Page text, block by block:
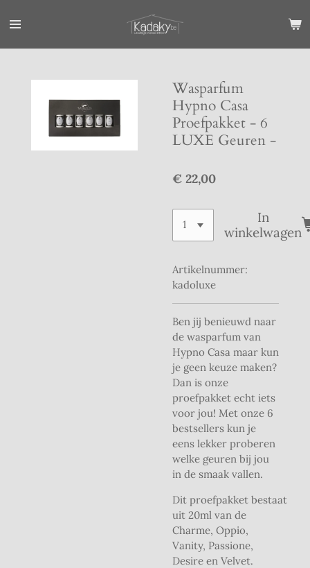
direct
Wasparfum
Hypno Casa
Proefpakket - 6
LUXE Geuren -
€ 22,00
In
winkelwagen
Artikelnummer:
kadoluxe
Ben jij benieuwd naar
de wasparfum van
Hypno Casa maar kun
je geen keuze maken?
Dan is onze
proefpakket echt iets
voor jou! Met onze 6
bestsellers kun je
eens lekker proberen
welke geuren bij jou
in de smaak vallen.
Dit proefpakket bestaat
uit 20ml van de
Charme, Oppio,
Vanity, Passione,
Desire en Velvet.